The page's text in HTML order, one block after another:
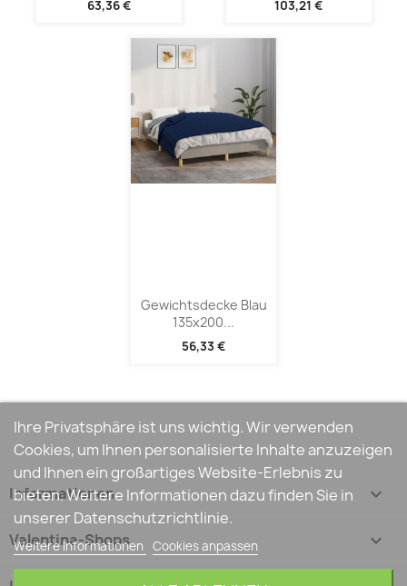
63,36 € 103,21 €
Gewichtsdecke Blau
135x200...
56,33 €
Informationen 
Valentina-Shops 
Ihre Privatsphäre ist uns wichtig. Wir verwenden
Cookies, um Ihnen personalisierte Inhalte anzuzeigen
und Ihnen ein großartiges Website-Erlebnis zu
bieten. Weitere Informationen dazu finden Sie in
unserer Datenschutzrichtlinie.
Weitere Informationen Cookies anpassen